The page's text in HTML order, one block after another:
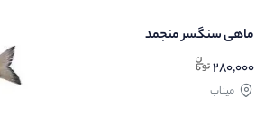
ماهی سنگسر منجمد
280,000
میناب